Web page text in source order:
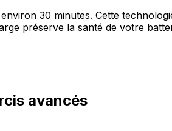
30 minutes. Cette
préserve la santé de votre
avancés